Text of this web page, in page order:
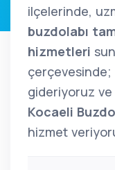
ilçelerinde,
buzdolabı
hizmetleri
çerçevesinde;
gideriyoruz ve
Kocaeli
hizmet